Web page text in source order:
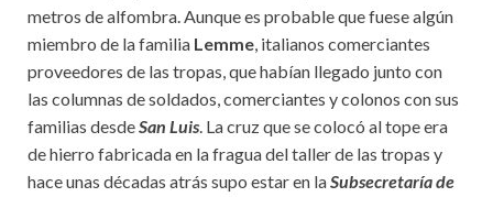
metros de alfombra. Aunque es probable que fuese algún
miembro de la familia Lemme, italianos comerciantes
proveedores de las tropas, que habían llegado junto con
las columnas de soldados, comerciantes y colonos con sus
familias desdeSan Luis. La cruz que se colocó al tope era
de hierro fabricada en la fragua del taller de las tropas y
hace unas décadas atrás supo estar en laSubsecretaría de